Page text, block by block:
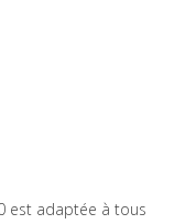
est adaptée à tous